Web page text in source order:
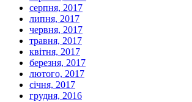
серпня, 2017
липня, 2017
червня, 2017
травня, 2017
квітня, 2017
березня, 2017
лютого, 2017
січня, 2017
грудня, 2016